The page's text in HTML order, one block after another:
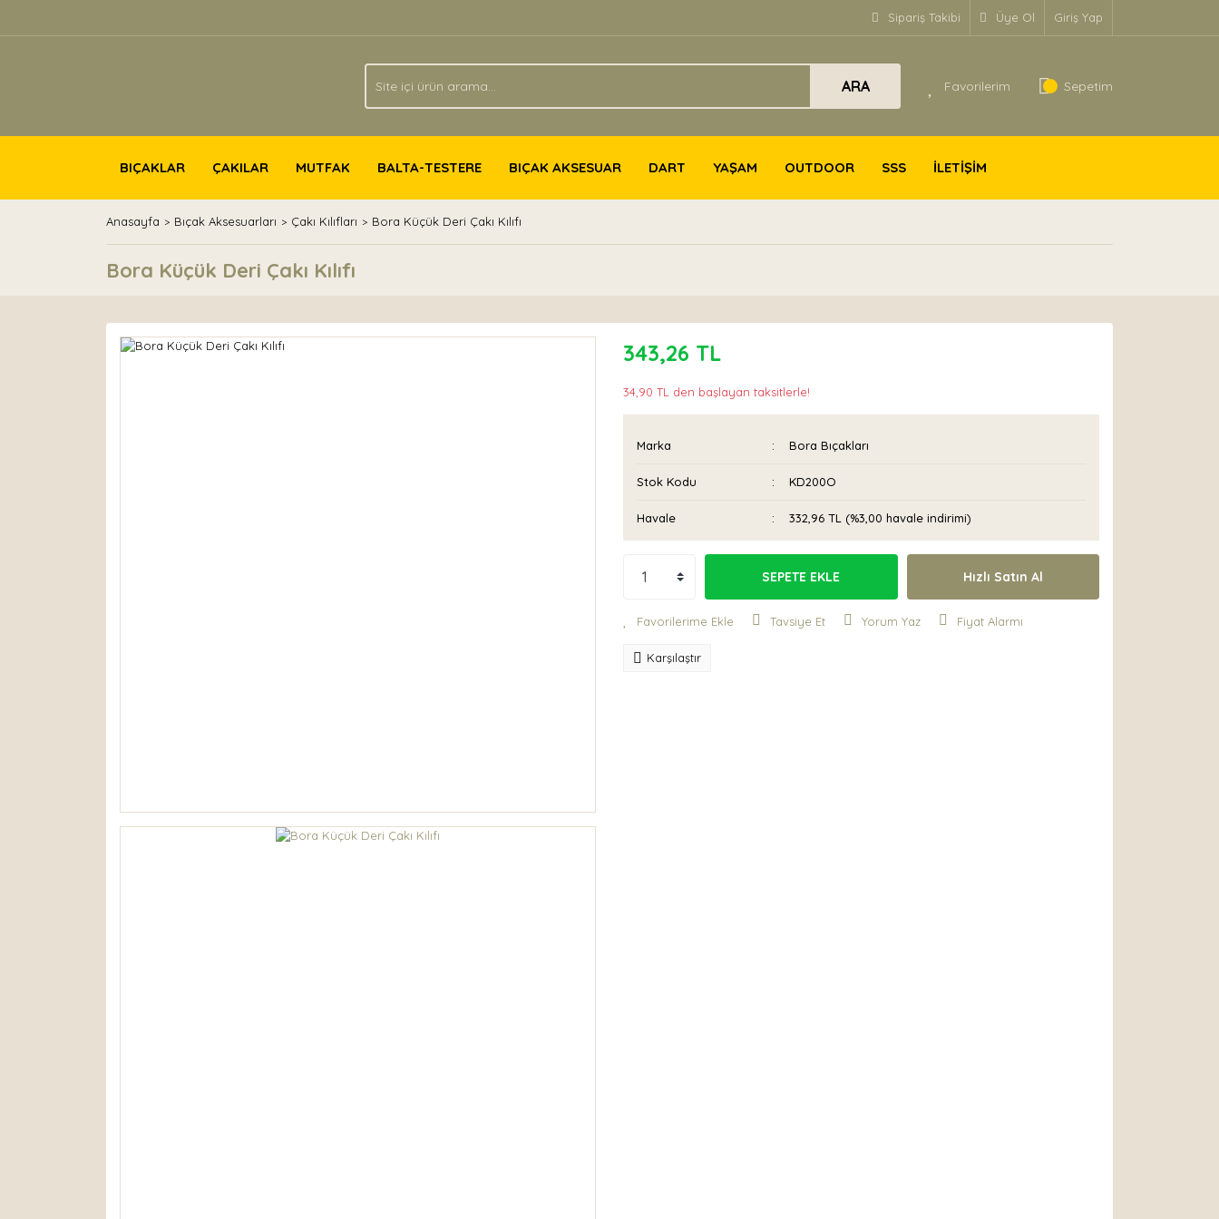
Sipariş Takibi Üye Ol Giriş Yap
ARA Favorilerim Sepetim
BIÇAKLAR ÇAKILAR MUTFAK BALTA-TESTERE BIÇAK AKSESUAR DART YAŞAM OUTDOOR SSS İLETİŞİM
Anasayfa Bıçak Aksesuarları Çakı Kılıfları Bora Küçük Deri Çakı Kılıfı
Bora Küçük Deri Çakı Kılıfı
343,26 TL
34,90 TL den başlayan taksitlerle!
Marka Bora Bıçakları
Stok Kodu KD200O
Havale 332,96 TL (%3,00 havale indirimi)
SEPETE EKLE Hızlı Satın Al
Tavsiye Et Yorum Yaz Fiyat Alarmı
Karşılaştır